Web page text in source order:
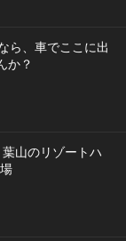
ら、車でここに出
か？
山のリゾートハ